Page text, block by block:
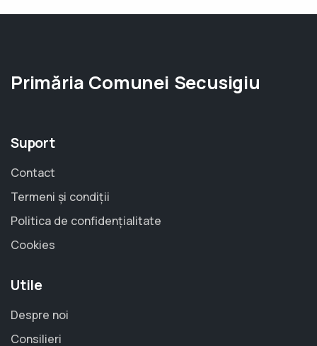
Primăria Comunei Secusigiu
Suport
Contact
Termeni și condiții
Politica de confidențialitate
Cookies
Utile
Despre noi
Consilieri